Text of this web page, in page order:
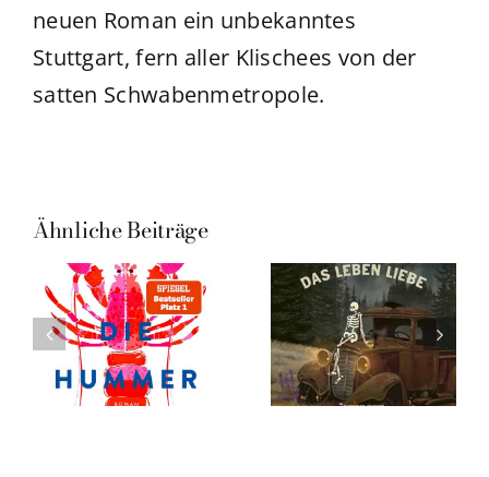
neuen Roman ein unbekanntes
Stuttgart, fern aller Klischees von der
satten Schwabenmetropole.
Ähnliche Beiträge